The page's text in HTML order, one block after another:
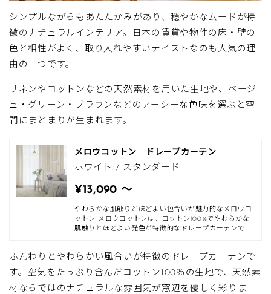
シンプルながらもあたたかみがあり、穏やかなムードが特
徴のナチュラルインテリア。日本の賃貸や物件の床・壁の
色と相性がよく、取り入れやすいテイストなのも人気の理
由の一つです。
リネンやコットンなどの天然素材を用いた生地や、ベージ
ュ・グリーン・ブラウンなどのアーシーな色味を選ぶと空
間にまとまりが生まれます。
メロウコットン ドレープカーテン
ホワイト / スタンダード
¥13,090 〜
やわらかな肌触りとほどよい色合いが魅力的なメロウコ
ットン メロウコットンは、コットン100%でやわらかな
肌触りとほどよい発色が特徴的なドレープカーテンで
ます。 表面の起毛が滑らかで、最高級の起毛加工を行な
うことで、スエードのように繊細な肌触りを実現しまし
た。深みのある色合いを表現したクオリティはイタリア
製ならでは。色はホワイトやグレーなどのベースカラー
ふんわりとやわらかい風合いが特徴のドレープカーテンで
す。空気をたっぷり含んだコットン100％の生地で、天然素
材ならではのナチュラルな雰囲気が窓辺を優しく彩りま